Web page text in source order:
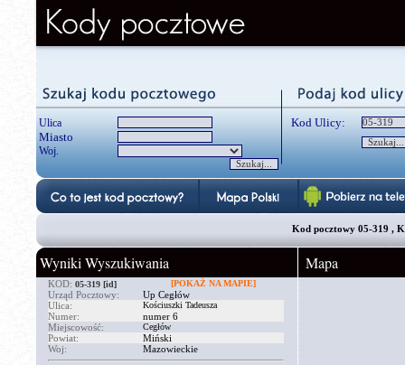
Ulica
Miasto
Woj.
Kod Ulicy:
Kod pocztowy 05-319 ,
Wyniki Wyszukiwania
KOD: 05-319 [id] [POKAŻ NA MAPIE]
Urząd Pocztowy:
Up Cegłów
Ulica:
Kościuszki Tadeusza
Numer:
numer 6
Miejscowość:
Cegłów
Powiat:
Miński
Woj:
Mazowieckie
Mapa